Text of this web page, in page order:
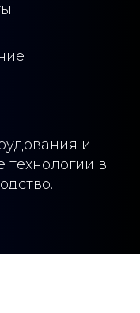
и
в